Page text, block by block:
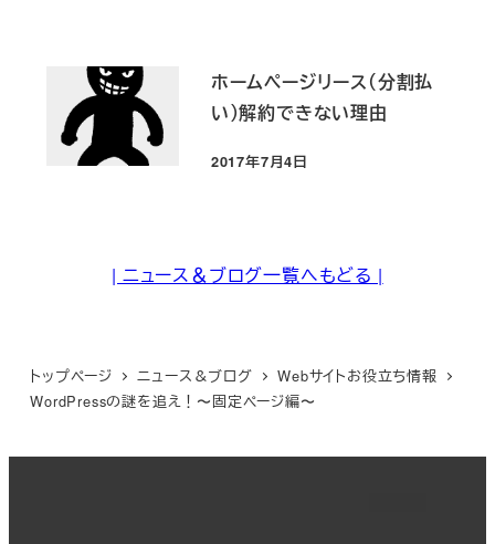
ホームページリース（分割払
い）解約できない理由
投稿日
2017年7月4日
| ニュース＆ブログ一覧へもどる |
トップページ ニュース＆ブログ
Webサイトお役立ち情報
WordPressの謎を追え！〜固定ページ編〜